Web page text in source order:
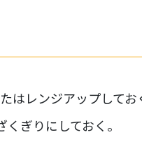
はレンジアップしてお
ぎりにしておく。